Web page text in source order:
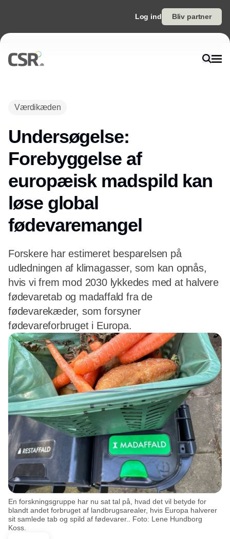
Log ind Bliv partner
Værdikæden
Undersøgelse:
Forebyggelse af
europæisk madspild kan
løse global
fødevaremangel
Forskere har estimeret besparelsen på
udledningen af klimagasser, som kan opnås,
hvis vi frem mod 2030 lykkedes med at halvere
fødevaretab og madaffald fra de
fødevarekæder, som forsyner
fødevareforbruget i Europa.
En forskningsgruppe har nu sat tal på, hvad det vil betyde for
blandt andet forbruget af landbrugsarealer, hvis Europa halverer
sit samlede tab og spild af fødevarer.. Foto: Lene Hundborg
Koss.